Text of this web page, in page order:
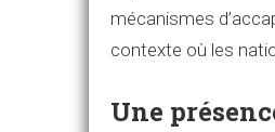
mécanismes
contexte où les
Une